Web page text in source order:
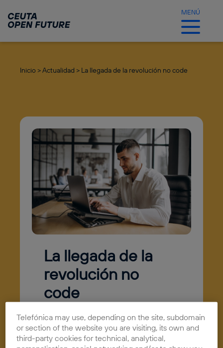
contenido
principal
MENÚ
Inicio >Actualidad > La llegada de la revolución no code
La llegada de la
revolución no
code
Telefónica may use, depending on the site, subdomain
or section of the website you are visiting, its own and
third-party cookies for technical, analytical,